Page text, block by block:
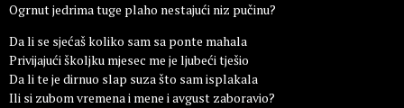
Ogrnut jedrima tuge plaho nestajući niz pučinu?
Da li se sjećaš koliko sam sa ponte mahala
Privijajući školjku mjesec me je ljubeći tješio
Da li te je dirnuo slap suza što sam isplakala
Ili si zubom vremena i mene i avgust zaboravio?